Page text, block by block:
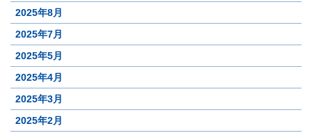
2025年8月
2025年7月
2025年5月
2025年4月
2025年3月
2025年2月